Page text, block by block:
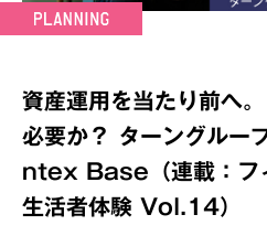
資産運用を当たり前へ
必要か？ ターングル
ntex Base（連載：フ
生活者体験 Vol.14）